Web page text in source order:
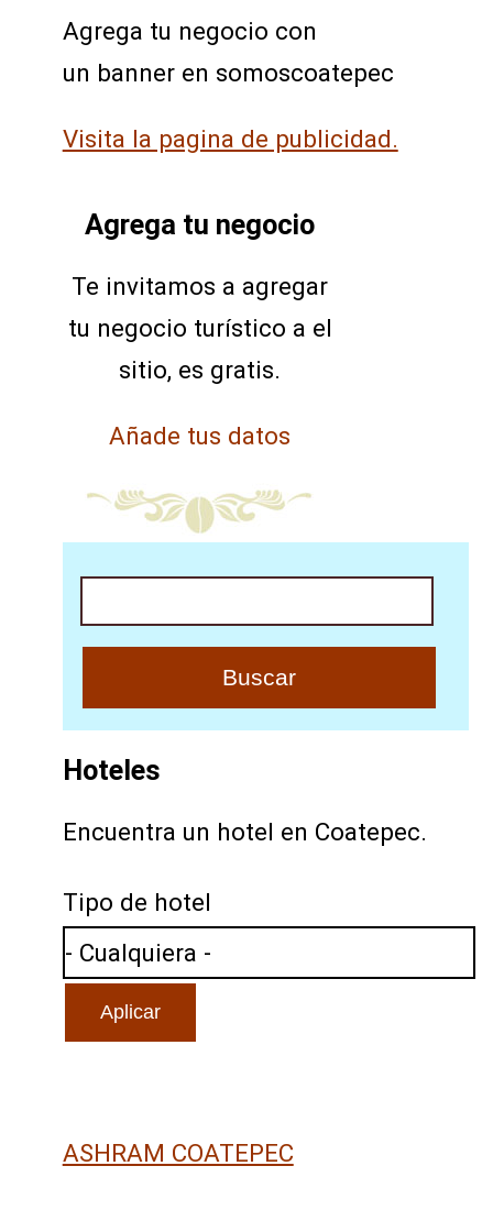
Agrega tu negocio con
un banner en somoscoatepec
Visita la pagina de publicidad.
Agrega tu negocio
Te invitamos a agregar
tu negocio turístico a el
sitio, es gratis.
Añade tus datos
Buscar
Hoteles
Encuentra un hotel en Coatepec.
Tipo de hotel
ASHRAM COATEPEC